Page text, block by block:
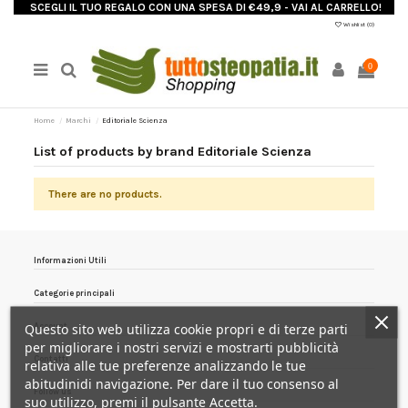
SCEGLI IL TUO REGALO CON UNA SPESA DI €49,9 - VAI AL CARRELLO!
Wishlist (0)
0
Home Marchi Editoriale Scienza
List of products by brand Editoriale Scienza
There are no products.
Informazioni Utili
Categorie principali
Account
Contatti
Questo sito web utilizza cookie propri e di terze parti
per migliorare i nostri servizi e mostrarti pubblicità
relativa alle tue preferenze analizzando le tue
abitudinidi navigazione. Per dare il tuo consenso al
suo utilizzo, premi il pulsante Accetta.
Follow us